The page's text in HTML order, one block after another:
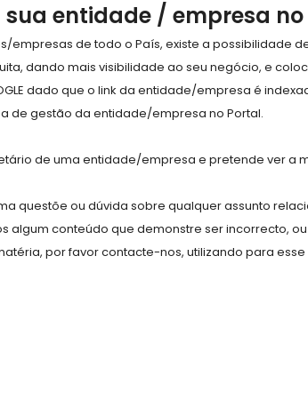
sua entidade / empresa
empresas de todo o País, existe a possibilidade
dando mais visibilidade ao seu negócio, e
dado que o link da entidade/empresa é
de gestão da entidade/empresa no Portal.
de uma entidade/empresa e pretende ver a
questõe ou dúvida sobre qualquer assunto
algum conteúdo que demonstre ser incorrecto,
por favor contacte-nos, utilizando para